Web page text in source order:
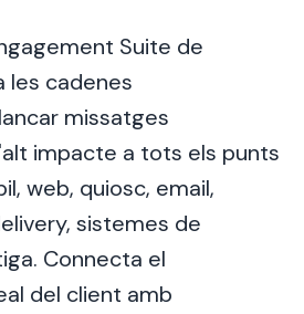
Suite de
les cadenes
missatges
impacte a tots els punts
web, quiosc, email,
sistemes de
Connecta el
del client amb